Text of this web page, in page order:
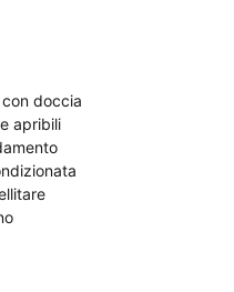
doccia
apribili